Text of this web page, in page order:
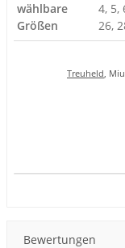
wählbare
Größen
4, 5,
26,
Treuheld,
Bewertungen